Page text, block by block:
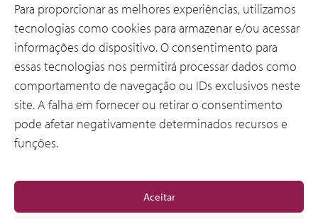
Para proporcionar as melhores experiências, utilizamos
tecnologias como cookies para armazenar e/ou acessar
informações do dispositivo. O consentimento para
essas tecnologias nos permitirá processar dados como
comportamento de navegação ou IDs exclusivos neste
site. A falha em fornecer ou retirar o consentimento
pode afetar negativamente determinados recursos e
funções.
Aceitar
Por que a CSI
Sobre Nós